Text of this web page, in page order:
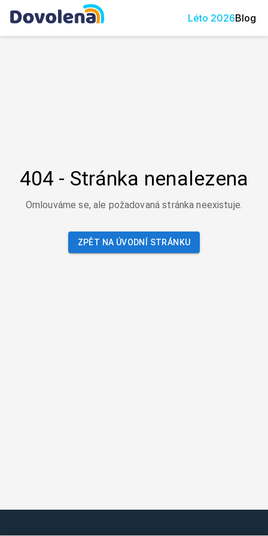
Léto 2026Blog
404 - Stránka nenalezena
Omlouváme se, ale požadovaná stránka neexistuje.
ZPĚT NA ÚVODNÍ STRÁNKU